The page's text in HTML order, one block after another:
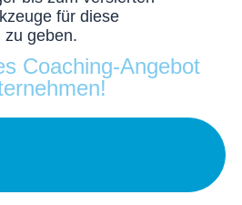
für diese
zu geben.
Coaching-Angebot